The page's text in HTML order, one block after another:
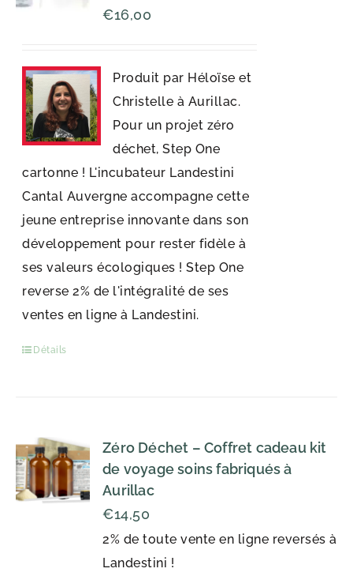
€16,00
Produit par Héloïse et
Christelle à Aurillac.
Pour un projet zéro
déchet, Step One
cartonne ! L'incubateur Landestini
Cantal Auvergne accompagne cette
jeune entreprise innovante dans son
développement pour rester fidèle à
ses valeurs écologiques ! Step One
reverse 2% de l'intégralité de ses
ventes en ligne à Landestini.
Détails
Zéro Déchet – Coffret cadeau kit
de voyage soins fabriqués à
Aurillac
2% de toute vente en ligne reversés à
Landestini !
€14,50